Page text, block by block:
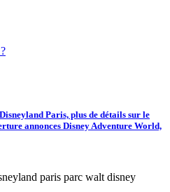
Paris, plus de détails sur le
annonces Disney Adventure World,